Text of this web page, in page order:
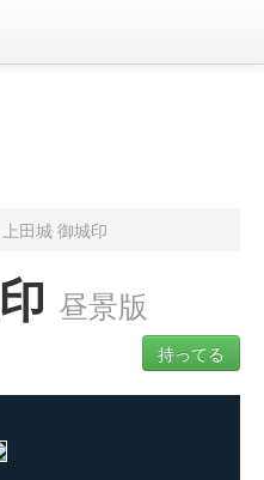
上田城 御城印
昼景版
持ってる